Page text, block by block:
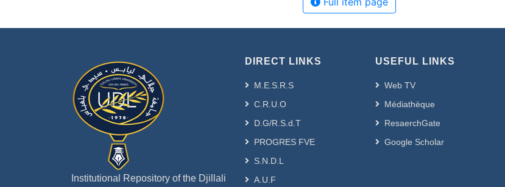
Institutional Repository of the Djillali
DIRECT LINKS
M.E.S.R.S
C.R.U.O
D.G/R.S.d.T
PROGRES FVE
S.N.D.L
A.U.F
USEFUL LINKS
Web TV
Médiathèque
ResaerchGate
Google Scholar